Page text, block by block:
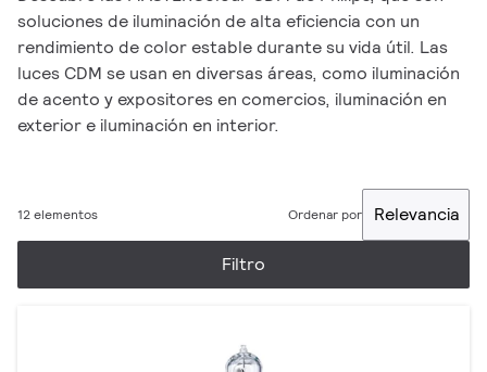
soluciones de iluminación de alta eficiencia con un
rendimiento de color estable durante su vida útil. Las
luces CDM se usan en diversas áreas, como iluminación
de acento y expositores en comercios, iluminación en
exterior e iluminación en interior.
12 elementos Ordenar por Relevancia
Filtro